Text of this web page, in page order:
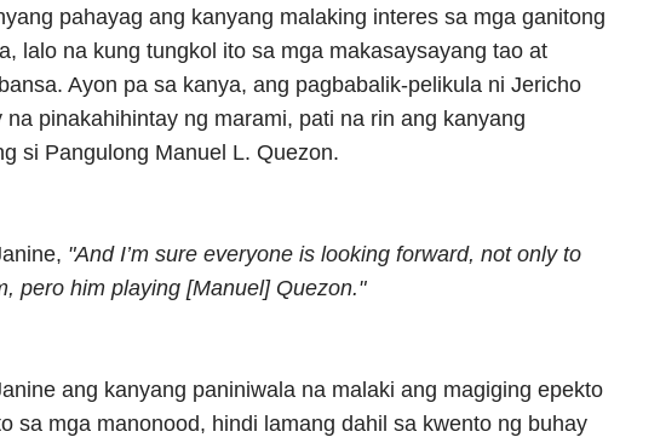
pahayag ang kanyang malaking interes sa mga ganitong
lalo na kung tungkol ito sa mga makasaysayang tao at
Ayon pa sa kanya, ang pagbabalik-pelikula ni Jericho
na pinakahihintay ng marami, pati na rin ang kanyang
si Pangulong Manuel L. Quezon.
"And I’m sure everyone is looking forward, not only to
pero him playing [Manuel] Quezon."
ang kanyang paniniwala na malaki ang magiging epekto
sa mga manonood, hindi lamang dahil sa kwento ng buhay